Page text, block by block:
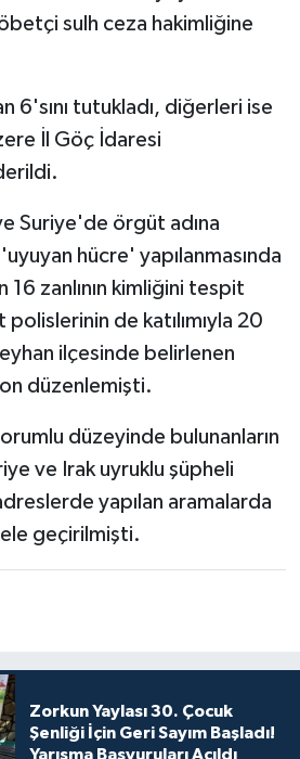
sulh ceza hakimliğine
6'sını tutukladı, diğerleri ise
İl Göç İdaresi
Suriye'de örgüt adına
hücre' yapılanmasında
16 zanlının kimliğini tespit
de katılımıyla 20
ilçesinde belirlenen
düzenlemişti.
düzeyinde bulunanların
ve Irak uyruklu şüpheli
yapılan aramalarda
geçirilmişti.
Zorkun Yaylası 30. Çocuk
Şenliği İçin Geri Sayım Başladı!
Yarışma Başvuruları Açıldı